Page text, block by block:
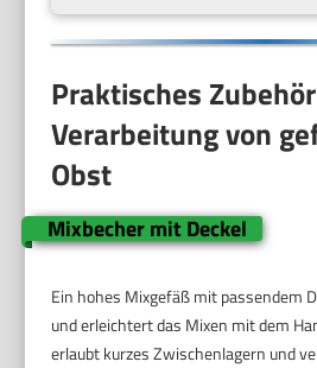
Praktisches
Verarbeitung von
Obst
Mixbecher mit Deckel
Ein hohes Mixgefäß mit passendem
und erleichtert das Mixen mit dem
erlaubt kurzes Zwischenlagern und